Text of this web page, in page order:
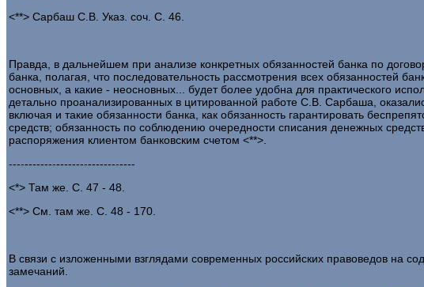
<**> Сарбаш С.В. Указ. соч. С. 46.
Правда, в дальнейшем при анализе конкретных обязанностей банка по
банка, полагая, что последовательность рассмотрения всех обязанностей
основных, а какие - неосновных... будет более удобна для практического
детально проанализированных в цитированной работе С.В. Сарбаша,
включая и такие обязанности банка, как обязанность гарантировать
средств; обязанность по соблюдению очередности списания денежных
распоряжения клиентом банковским счетом <**>.
--------------------------------
<*> Там же. С. 47 - 48.
<**> См. там же. С. 48 - 170.
В связи с изложенными взглядами современных российских правоведов на
замечаний.